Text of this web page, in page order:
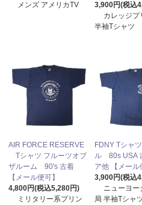
メンズ アメリカTV
3,900円(税込
カレッジ
半袖Tシャツ
AIR FORCE RESERVE
Tシャツ フルーツオブ
ザルーム 90's 古着
【メール便可】
4,800円(税込5,280円)
ミリタリー系プリン
FDNY Tシャ
ル 80s USA
ア他 【メール
3,900円(税込
ニューヨー
局 半袖Tシャ